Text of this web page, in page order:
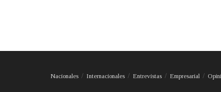
Nacionales Internacionales Entrevistas Empresarial